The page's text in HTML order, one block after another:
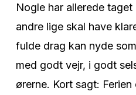
Nogle har allerede taget
andre lige skal have
fulde drag kan nyde
med godt vejr, i godt
ørerne. Kort sagt: